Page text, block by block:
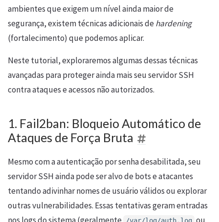
ambientes que exigem um nível ainda maior de
segurança, existem técnicas adicionais dehardening
(fortalecimento) que podemos aplicar.
Neste tutorial, exploraremos algumas dessas técnicas
avançadas para proteger ainda mais seu servidor SSH
contra ataques e acessos não autorizados.
1. Fail2ban: Bloqueio Automático de
Ataques de Força Bruta
Mesmo com a autenticação por senha desabilitada, seu
servidor SSH ainda pode ser alvo de bots e atacantes
tentando adivinhar nomes de usuário válidos ou explorar
outras vulnerabilidades. Essas tentativas geram entradas